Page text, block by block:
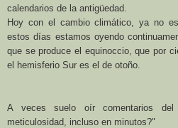
calendarios de la antigüedad.
Hoy con el cambio climático, ya no
estos días estamos oyendo
que se produce el equinoccio, que por
el hemisferio Sur es el de otoño.
A veces suelo oír comentarios
meticulosidad, incluso en minutos?"